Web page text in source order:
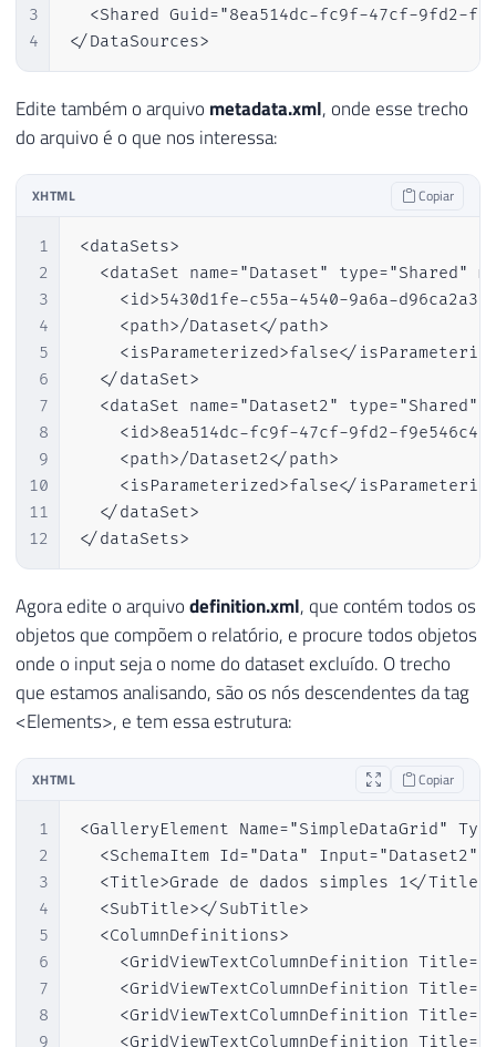
3
4
<Shared Guid="8ea514dc-fc9f-47cf-9fd2-
</DataSources>
Edite também o arquivo metadata.xml, onde esse trecho
do arquivo é o que nos interessa:
XHTML Copiar
1
2
3
4
5
6
7
8
9
10
11
12
<dataSets>
<dataSet name="Dataset" type="Shared"
<id>5430d1fe-c55a-4540-9a6a-
    <path>/Dataset</path>
<isParameterized>false</
  </dataSet>
<dataSet name="Dataset2" type="Shared"
<id>8ea514dc-fc9f-47cf-9fd2-
    <path>/Dataset2</path>
<isParameterized>false</
  </dataSet>
</dataSets>
Agora edite o arquivodefinition.xml, que contém todos os
objetos que compõem o relatório, e procure todos objetos
onde o input seja o nome do dataset excluído. O trecho
que estamos analisando, são os nós descendentes da tag
<Elements>, e tem essa estrutura:
XHTML Copiar
1
2
3
4
5
6
7
8
9
<GalleryElement Name="SimpleDataGrid"
<SchemaItem Id="Data" Input="Dataset2"
  <Title>Grade de dados simples 1</Title>
  <SubTitle></SubTitle>
  <ColumnDefinitions>
<GridViewTextColumnDefinition
<GridViewTextColumnDefinition
<GridViewTextColumnDefinition
<GridViewTextColumnDefinition